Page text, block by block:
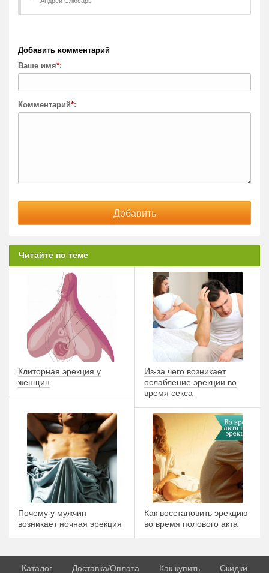
Добавить комментарий
Ваше имя*:
Комментарий*:
Читайте по теме
Клиторная эрекция у
женщин
Из-за чего возникает
ослабление эрекции во
время секса
Почему у мужчин
возникает ночная эрекция
Как восстановить эрекцию
во время полового акта
Каталог Доставка/Оплата Как купить Скидки